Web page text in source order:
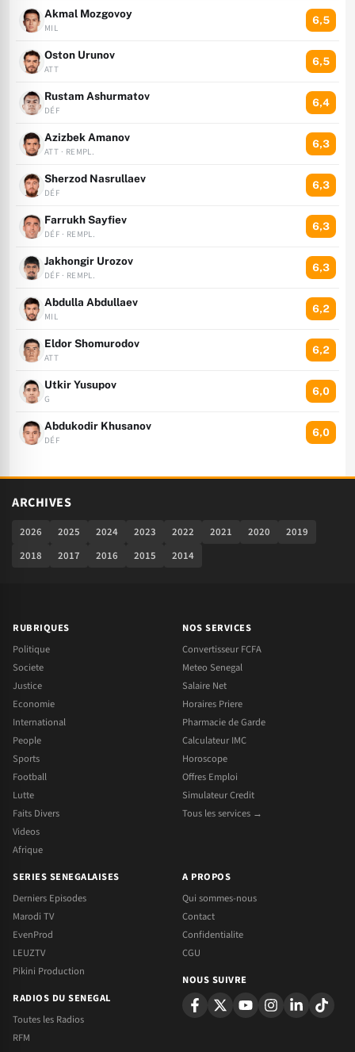
Akmal Mozgovoy
MIL
6,5
Oston Urunov
ATT
6,5
Rustam Ashurmatov
DÉF
6,4
Azizbek Amanov
ATT · REMPL.
6,3
Sherzod Nasrullaev
DÉF
6,3
Farrukh Sayfiev
DÉF · REMPL.
6,3
Jakhongir Urozov
DÉF · REMPL.
6,3
Abdulla Abdullaev
MIL
6,2
Eldor Shomurodov
ATT
6,2
Utkir Yusupov
G
6,0
Abdukodir Khusanov
DÉF
6,0
ARCHIVES
2026 2025 2024 2023 2022 2021 2020
2019
2018
2017 2016 2015 2014
RUBRIQUES
Politique
Societe
Justice
Economie
International
People
Sports
Football
Lutte
Faits Divers
Videos
Afrique
NOS SERVICES
Convertisseur FCFA
Meteo Senegal
Salaire Net
Horaires Priere
Pharmacie de Garde
Calculateur IMC
Horoscope
Offres Emploi
Simulateur Credit
Tous les services →
SERIES SENEGALAISES
Derniers Episodes
Marodi TV
EvenProd
LEUZTV
Pikini Production
RADIOS DU SENEGAL
Toutes les Radios
RFM
A PROPOS
Qui sommes-nous
Contact
Confidentialite
CGU
NOUS SUIVRE